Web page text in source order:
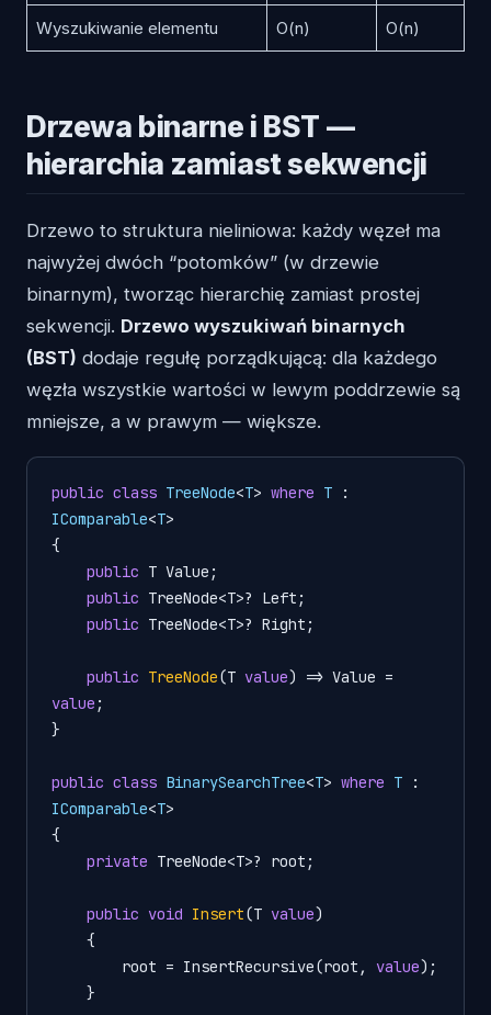
Wyszukiwanie elementu O(n) O(n)
Drzewa binarne i BST —
hierarchia zamiast sekwencji
Drzewo to struktura nieliniowa: każdy węzeł ma
najwyżej dwóch “potomków” (w drzewie
binarnym), tworząc hierarchię zamiast prostej
sekwencji. Drzewo wyszukiwań binarnych
(BST) dodaje regułę porządkującą: dla każdego
węzła wszystkie wartości w lewym poddrzewie są
mniejsze, a w prawym — większe.
public class TreeNode<T> where T
IComparable<T>
{
public T Value;
public TreeNode<T>? Left;
public TreeNode<T>? Right;
public TreeNode(T value)
value ;
}
public class BinarySearchTree<T> where T
IComparable<T>
{
private TreeNode<T>? root;
public void Insert(T value)
        root = InsertRecursive(root,
value);